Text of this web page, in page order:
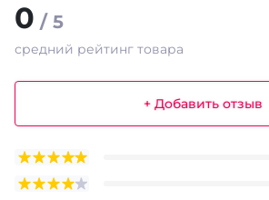
0 / 5
средний рейтинг товара
+ Добавить отзыв